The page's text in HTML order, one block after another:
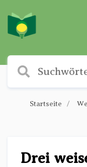
Startseite
Drei